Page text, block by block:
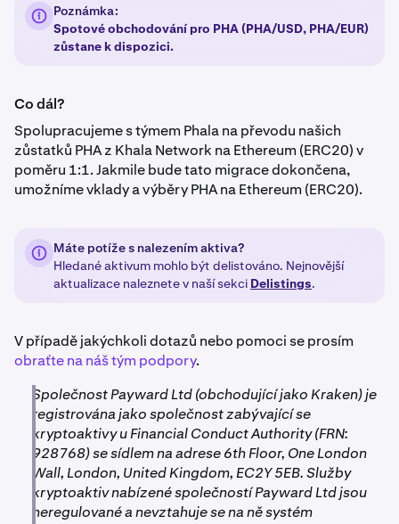
Poznámka:
Spotové obchodování pro PHA (PHA/USD, PHA/EUR)
zůstane k dispozici.
Co dál?
Spolupracujeme s týmem Phala na převodu našich
zůstatků PHA z Khala Network na Ethereum (ERC20) v
poměru 1:1. Jakmile bude tato migrace dokončena,
umožníme vklady a výběry PHA na Ethereum (ERC20).
Máte potíže s nalezením aktiva?
Hledané aktivum mohlo být delistováno. Nejnovější
aktualizace naleznete v naší sekci Delistings.
V případě jakýchkoli dotazů nebo pomoci se prosím
obraťte na náš tým podpory.
Společnost Payward Ltd (obchodující jako Kraken) je
registrována jako společnost zabývající se
kryptoaktivy u Financial Conduct Authority (FRN:
928768) se sídlem na adrese 6th Floor, One London
Wall, London, United Kingdom, EC2Y 5EB. Služby
kryptoaktiv nabízené společností Payward Ltd jsou
neregulované a nevztahuje se na ně systém